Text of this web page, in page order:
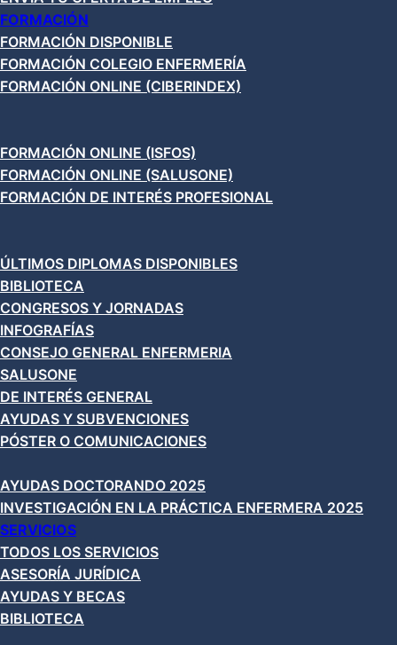
FORMACIÓN
FORMACIÓN DISPONIBLE
FORMACIÓN COLEGIO ENFERMERÍA
FORMACIÓN ONLINE (CIBERINDEX)
FORMACIÓN ONLINE (ISFOS)
FORMACIÓN ONLINE (SALUSONE)
FORMACIÓN DE INTERÉS PROFESIONAL
ÚLTIMOS DIPLOMAS DISPONIBLES
BIBLIOTECA
CONGRESOS Y JORNADAS
INFOGRAFÍAS
CONSEJO GENERAL ENFERMERIA
SALUSONE
DE INTERÉS GENERAL
AYUDAS Y SUBVENCIONES
PÓSTER O COMUNICACIONES
AYUDAS DOCTORANDO 2025
INVESTIGACIÓN EN LA PRÁCTICA ENFERMERA 2025
SERVICIOS
TODOS LOS SERVICIOS
ASESORÍA JURÍDICA
AYUDAS Y BECAS
BIBLIOTECA